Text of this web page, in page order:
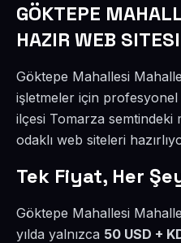
GÖKTEPE
HAZIR WEB SITESI
Göktepe Mahallesi
işletmeler için profesyonel
ilçesi Tomarza semtindeki
odaklı web siteleri
Tek Fiyat, Her
Göktepe Mahallesi
yılda yalnızca 50 USD +